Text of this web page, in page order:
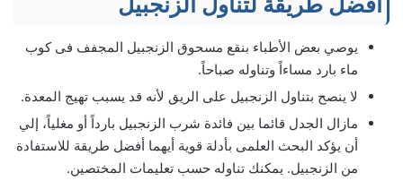
يوصي بعض الأطباء بنقع مسحوق الزنجبيل المجفف فى كوب
ماء بارد مساءاً وتناوله صباحاً.
لا ينصح بتناول الزنجبيل على الريق لأنه قد يسبب تهيج المعدة.
مازال الجدل قائما بين فائدة شرب الزنجبيل بارداً أو مغلياً، إلي
أن يؤكد البحث العلمى بأدلة قوية أيهما أفضل طريقة للاستفادة
من الزنجبيل. يمكنك تناوله حسب تعليمات المختصين.